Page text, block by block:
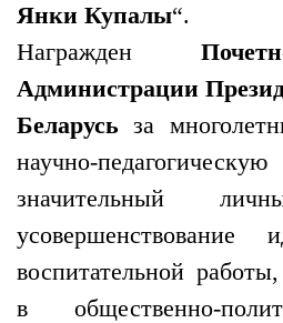
Янки Купалы“.
Награжден
Администрации
Беларусь за
научно-
значительный
усовершенствование
воспитательной
в общественно-